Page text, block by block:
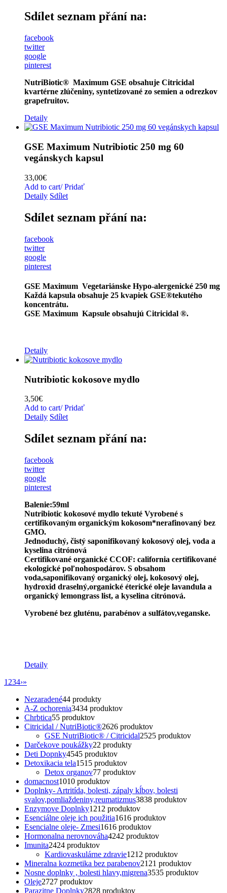
Sdílet seznam přání na:
facebook
twitter
google
pinterest
NutriBiotic® Maximum GSE obsahuje Citricidal
kvartérne zlúčeniny, syntetizované zo semien a odrezkov
grapefruitov.
Detaily
GSE Maximum Nutribiotic 250 mg 60
vegánskych kapsul
33,00€
Add to cart/ Pridať
Detaily Sdílet
Sdílet seznam přání na:
facebook
twitter
google
pinterest
GSE Maximum Vegetariánske Hypo-alergenické 250 mg
Každá kapsula obsahuje 25 kvapiek GSE®tekutého
koncentrátu.
GSE Maximum Kapsule obsahujú Citricidal ®.
Detaily
Nutribiotic kokosove mydlo
3,50€
Add to cart/ Pridať
Detaily Sdílet
Sdílet seznam přání na:
facebook
twitter
google
pinterest
Balenie:59ml
Nutribiotic kokosové mydlo tekuté Vyrobené s
certifikovaným organickým kokosom*nerafinovaný bez
GMO.
Jednoduchý, čistý saponifikovaný kokosový olej, voda a
kyselina citrónová
Certifikované organické CCOF: california certifikované
ekologické poľnohospodárov. S obsahom
voda,saponifikovaný organický olej, kokosový olej,
hydroxid draselný,organické éterické oleje lavandula a
organický lemongrass list, a kyselina citrónová.
Vyrobené bez gluténu, parabénov a sulfátov,veganske.
Detaily
1 234›»
Nezaradené44 produkty
A-Z ochorenia3434 produktov
Chrbtica55 produktov
Citricidal / NutriBiotic®2626 produktov
GSE NutriBiotic® / Citricidal2525 produktov
Darčekove poukážky22 produkty
Deti Dopnky4545 produktov
Detoxikacia tela1515 produktov
Detox organov77 produktov
domacnost1010 produktov
Doplnky- Artritída, bolesti, zápaly kĺbov, bolesti
svalov,pomliaždeniny,reumatizmus3838 produktov
Enzymove Doplnky1212 produktov
Esenciálne oleje ich použitia1616 produktov
Esencialne oleje- Zmesi1616 produktov
Hormonalna nerovnováha4242 produktov
Imunita2424 produktov
Kardiovaskulárne zdravie1212 produktov
Mineralna kozmetika bez parabenov21 21 produktov
Nosne doplnky , bolesti hlavy,migrena3535 produktov
Oleje2727 produktov
Parazitne Doplnky2828 produktov